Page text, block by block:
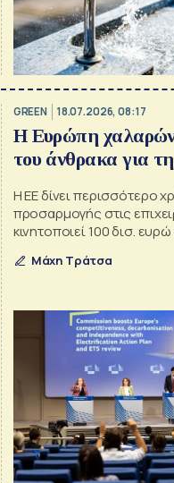
GREEN 18.07.2026, 08:17
Η Ευρώπη
του άνθρακα για
Η ΕΕ δίνει περισσότερο
προσαρμογής στις
κινητοποιεί 100 δισ. ευρώ
εξοικονόμηση 260 δισ.
Μάχη Τράτσα